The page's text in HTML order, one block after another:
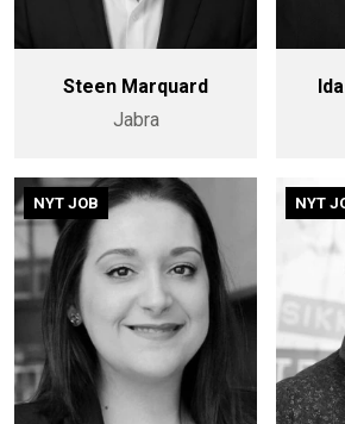
Steen Marquard
Jabra
NYT JOB NYT